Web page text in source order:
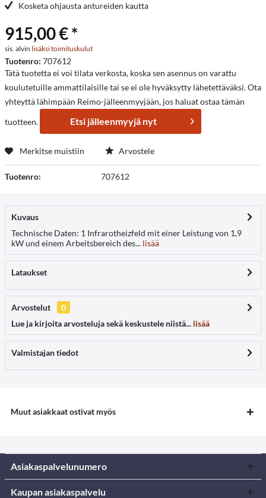
Kosketa ohjausta antureiden kautta
915,00 € *
sis. alvin lisäksi toimituskulut
Tuotenro: 707612
Tätä tuotetta ei voi tilata verkosta, koska sen asennus on varattu
koulutetuille ammattilaisille tai se ei ole hyväksytty lähetettäväksi. Ota
yhteyttä lähimpään Reimo-jälleenmyyjään, jos haluat ostaa tämän
tuotteen.
Etsi jälleenmyyjä nyt
Merkitse muistiin Arvostele
Tuotenro: 707612
Kuvaus
Technische Daten: 1 Infrarotheizfeld mit einer Leistung von 1,9
kW und einem Arbeitsbereich des... lisää
Lataukset
Arvostelut
0
Lue ja kirjoita arvosteluja sekä keskustele niistä... lisää
Valmistajan tiedot
Muut asiakkaat ostivat myös
Asiakaspalvelunumero
Kaupan asiakaspalvelu